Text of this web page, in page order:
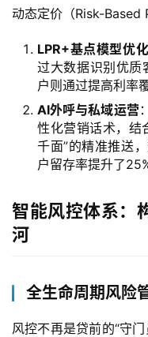
动态定价（Risk-Based
LPR+基点模型优化
过大数据识别优质
户则通过提高利率
AI外呼与私域运营
性化营销话术，结
千面”的精准推送
户留存率提升了25%
智能风控体系：
河
全生命周期风险
风控不再是贷前的“守